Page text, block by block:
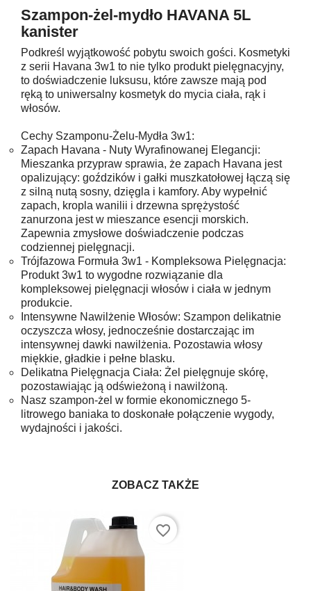
Szampon-żel-mydło HAVANA 5L
kanister
Podkreśl wyjątkowość pobytu swoich gości. Kosmetyki
z serii Havana 3w1 to nie tylko produkt pielęgnacyjny,
to doświadczenie luksusu, które zawsze mają pod
ręką to uniwersalny kosmetyk do mycia ciała, rąk i
włosów.
Cechy Szamponu-Żelu-Mydła 3w1:
Zapach Havana - Nuty Wyrafinowanej Elegancji:
Mieszanka przypraw sprawia, że ​​zapach Havana jest
opalizujący: goździków i gałki muszkatołowej łączą się
z silną nutą sosny, dzięgla i kamfory. Aby wypełnić
zapach, kropla wanilii i drzewna sprężystość
zanurzona jest w mieszance esencji morskich.
Zapewnia zmysłowe doświadczenie podczas
codziennej pielęgnacji.
Trójfazowa Formuła 3w1 - Kompleksowa Pielęgnacja:
Produkt 3w1 to wygodne rozwiązanie dla
kompleksowej pielęgnacji włosów i ciała w jednym
produkcie.
Intensywne Nawilżenie Włosów: Szampon delikatnie
oczyszcza włosy, jednocześnie dostarczając im
intensywnej dawki nawilżenia. Pozostawia włosy
miękkie, gładkie i pełne blasku.
Delikatna Pielęgnacja Ciała: Żel pielęgnuje skórę,
pozostawiając ją odświeżoną i nawilżoną.
Nasz szampon-żel w formie ekonomicznego 5-
litrowego baniaka to doskonałe połączenie wygody,
wydajności i jakości.
ZOBACZ TAKŻE
favorite_border